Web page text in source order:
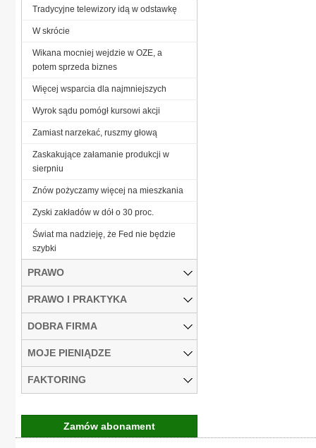
Tradycyjne telewizory idą w odstawkę
W skrócie
Wikana mocniej wejdzie w OZE, a
potem sprzeda biznes
Więcej wsparcia dla najmniejszych
Wyrok sądu pomógł kursowi akcji
Zamiast narzekać, ruszmy głową
Zaskakujące załamanie produkcji w
sierpniu
Znów pożyczamy więcej na mieszkania
Zyski zakładów w dół o 30 proc.
Świat ma nadzieję, że Fed nie będzie
szybki
PRAWO
PRAWO I PRAKTYKA
DOBRA FIRMA
MOJE PIENIĄDZE
FAKTORING
Zamów abonament